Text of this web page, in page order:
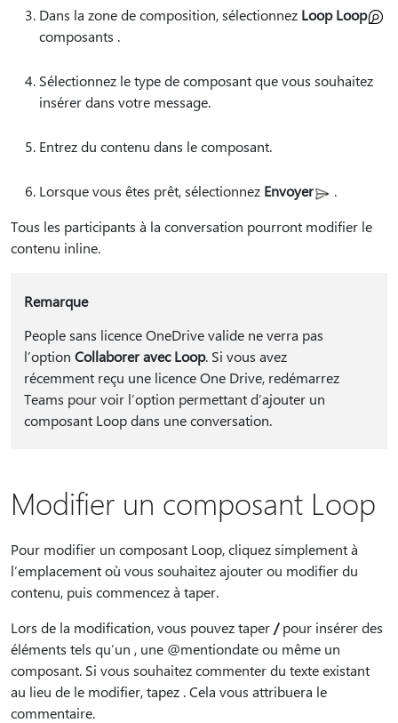
Dans la zone de composition, sélectionnez Loop Loop
composants .
Sélectionnez le type de composant que vous souhaitez
insérer dans votre message.
Entrez du contenu dans le composant.
Lorsque vous êtes prêt, sélectionnez Envoyer
.
Tous les participants à la conversation pourront modifier le
contenu inline.
Remarque
People sans licence OneDrive valide ne verra pas
l’option Collaborer avec Loop. Si vous avez
récemment reçu une licence One Drive, redémarrez
Teams pour voir l’option permettant d’ajouter un
composant Loop dans une conversation.
Modifier un composant Loop
Pour modifier un composant Loop, cliquez simplement à
l’emplacement où vous souhaitez ajouter ou modifier du
contenu, puis commencez à taper.
Lors de la modification, vous pouvez taper /pour insérer des
éléments tels qu’un , une @mentiondate ou même un
composant. Si vous souhaitez commenter du texte existant
au lieu de le modifier, tapez . Cela vous attribuera le
commentaire.